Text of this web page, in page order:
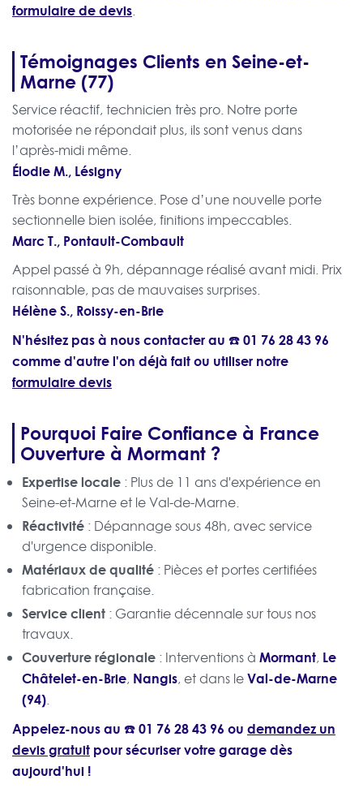
formulaire de devis.
Témoignages Clients en Seine-et-
Marne (77)
Service réactif, technicien très pro. Notre porte
motorisée ne répondait plus, ils sont venus dans
l’après-midi même.
Élodie M., Lésigny
Très bonne expérience. Pose d’une nouvelle porte
sectionnelle bien isolée, finitions impeccables.
Marc T., Pontault-Combault
Appel passé à 9h, dépannage réalisé avant midi. Prix
raisonnable, pas de mauvaises surprises.
Hélène S., Roissy-en-Brie
N'hésitez pas à nous contacter au ☎️01 76 28 43 96
comme d'autre l'on déjà fait ou utiliser notre
formulaire devis
Pourquoi Faire Confiance à France
Ouverture à Mormant ?
Expertise locale : Plus de 11 ans d'expérience en
Seine-et-Marne et le Val-de-Marne.
Réactivité : Dépannage sous 48h, avec service
d'urgence disponible.
Matériaux de qualité : Pièces et portes certifiées
fabrication française.
Service client : Garantie décennale sur tous nos
travaux.
Couverture régionale : Interventions à Mormant, Le
Châtelet-en-Brie, Nangis, et dans leVal-de-Marne
(94).
Appelez-nous au ☎️01 76 28 43 96 ou demandez un
devis gratuit pour sécuriser votre garage dès
aujourd'hui !